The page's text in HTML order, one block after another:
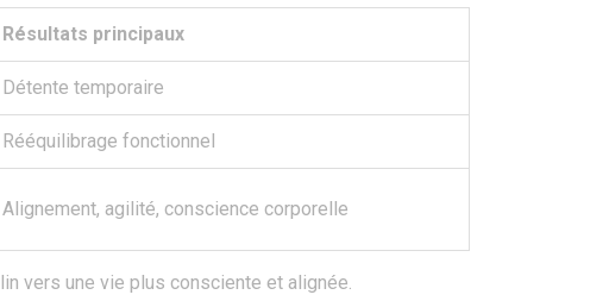
Résultats principaux
Détente temporaire
Rééquilibrage fonctionnel
Alignement, agilité, conscience corporelle
vers une vie plus consciente et alignée.